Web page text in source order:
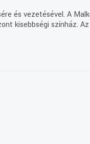
és vezetésével. A
kisebbségi színház.